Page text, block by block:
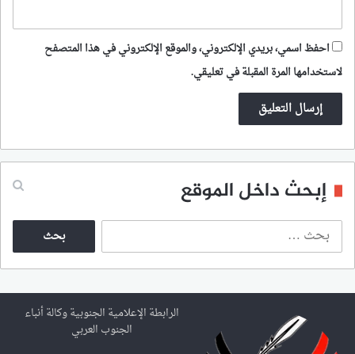
احفظ اسمي، بريدي الإلكتروني، والموقع الإلكتروني في هذا المتصفح
لاستخدامها المرة المقبلة في تعليقي.
إبحث داخل الموقع
ث
ع
ن
الرابطة الإعلامية الجنوبية وكالة أنباء
الجنوب العربي